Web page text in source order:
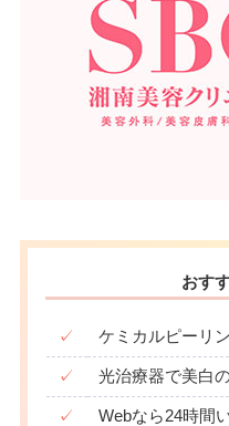
おす
✓ ケミカルピーリ
✓ 光治療器で美白
✓ Webなら24時間